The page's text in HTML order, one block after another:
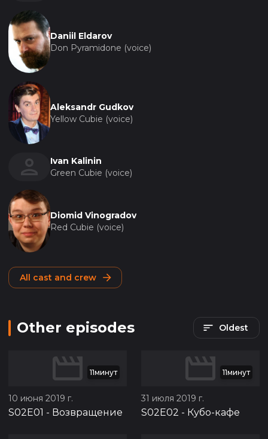
Daniil Eldarov
Don Pyramidone (voice)
Aleksandr Gudkov
Yellow Cubie (voice)
Ivan Kalinin
Green Cubie (voice)
Diomid Vinogradov
Red Cubie (voice)
All cast and crew
Other episodes Oldest
11минут
10 июня 2019 г.
S02E01 - Возвращение
11минут
31 июля 2019 г.
S02E02 - Кубо-кафе